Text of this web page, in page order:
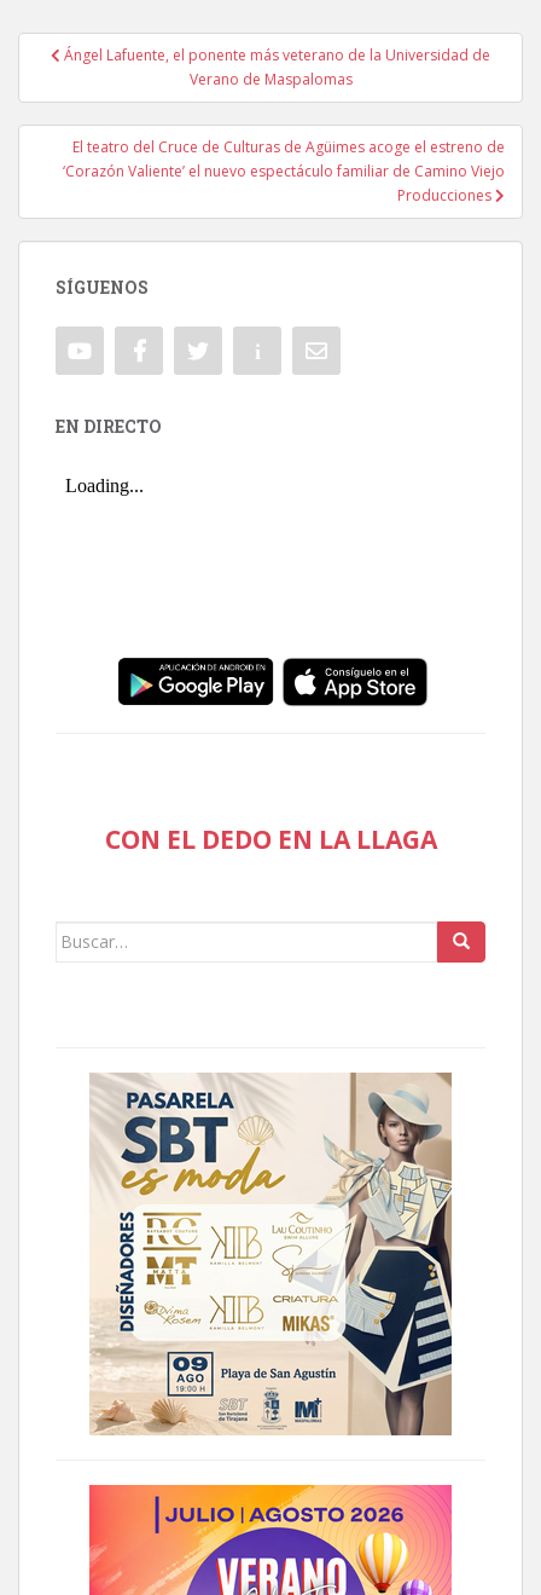
Navegación de entradas
Ángel Lafuente, el ponente más veterano de la Universidad de
Verano de Maspalomas
El teatro del Cruce de Culturas de Agüimes acoge el estreno de
‘Corazón Valiente’ el nuevo espectáculo familiar de Camino Viejo
Producciones
SÍGUENOS
EN DIRECTO
CON EL DEDO EN LA LLAGA
Buscar: